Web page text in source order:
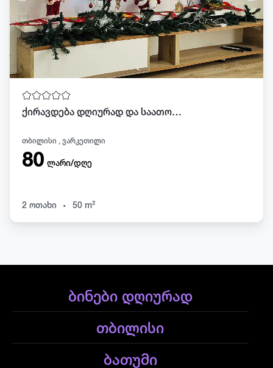
ქირავდება დღიურად და საათობრივად ვარკეთილში
თბილისი , ვარკეთილი
80 ლარი/დღე
2 ოთახი . 50 m²
ბინები დღიურად
თბილისი
ბათუმი